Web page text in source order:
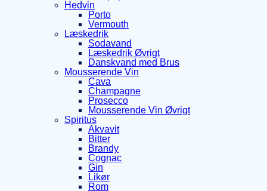
Hedvin
Porto
Vermouth
Læskedrik
Sodavand
Læskedrik Øvrigt
Danskvand med Brus
Mousserende Vin
Cava
Champagne
Prosecco
Mousserende Vin Øvrigt
Spiritus
Akvavit
Bitter
Brandy
Cognac
Gin
Likør
Rom